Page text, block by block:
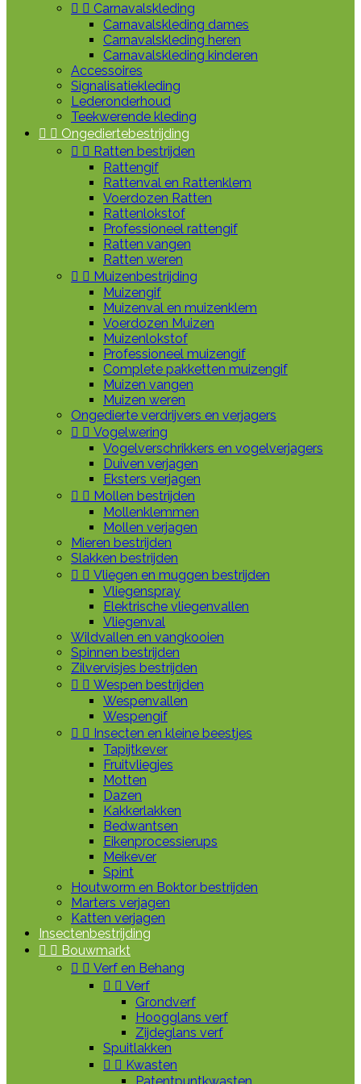
  Carnavalskleding
Carnavalskleding dames
Carnavalskleding heren
Carnavalskleding kinderen
Accessoires
Signalisatiekleding
Lederonderhoud
Teekwerende kleding
  Ongediertebestrijding
  Ratten bestrijden
Rattengif
Rattenval en Rattenklem
Voerdozen Ratten
Rattenlokstof
Professioneel rattengif
Ratten vangen
Ratten weren
  Muizenbestrijding
Muizengif
Muizenval en muizenklem
Voerdozen Muizen
Muizenlokstof
Professioneel muizengif
Complete pakketten muizengif
Muizen vangen
Muizen weren
Ongedierte verdrijvers en verjagers
  Vogelwering
Vogelverschrikkers en vogelverjagers
Duiven verjagen
Eksters verjagen
  Mollen bestrijden
Mollenklemmen
Mollen verjagen
Mieren bestrijden
Slakken bestrijden
  Vliegen en muggen bestrijden
Vliegenspray
Elektrische vliegenvallen
Vliegenval
Wildvallen en vangkooien
Spinnen bestrijden
Zilvervisjes bestrijden
  Wespen bestrijden
Wespenvallen
Wespengif
  Insecten en kleine beestjes
Tapijtkever
Fruitvliegjes
Motten
Dazen
Kakkerlakken
Bedwantsen
Eikenprocessierups
Meikever
Spint
Houtworm en Boktor bestrijden
Marters verjagen
Katten verjagen
Insectenbestrijding
  Bouwmarkt
  Verf en Behang
  Verf
Grondverf
Hoogglans verf
Zijdeglans verf
Spuitlakken
  Kwasten